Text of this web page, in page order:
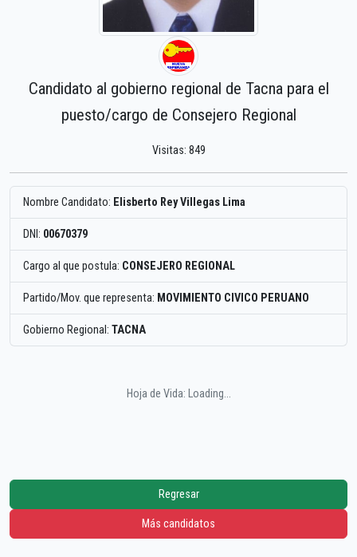
Candidato al gobierno regional de Tacna para el
puesto/cargo de Consejero Regional
Visitas: 849
Nombre Candidato: Elisberto Rey Villegas Lima
DNI: 00670379
Cargo al que postula: CONSEJERO REGIONAL
Partido/Mov. que representa: MOVIMIENTO CIVICO PERUANO
Gobierno Regional: TACNA
Hoja de Vida: Loading...
Regresar
Más candidatos